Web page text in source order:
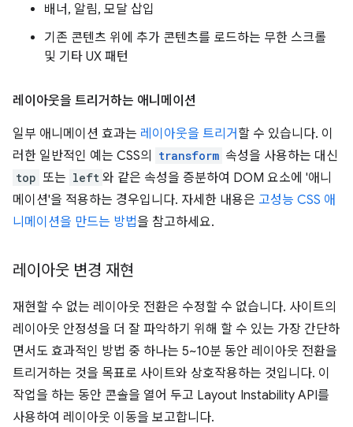
배너, 알림, 모달 삽입
기존 콘텐츠 위에 추가 콘텐츠를 로드하는 무한 스크롤
및 기타 UX 패턴
레이아웃을 트리거하는 애니메이션
일부 애니메이션 효과는 레이아웃을 트리거 할 수 있습니다. 이
러한 일반적인 예는 CSS의
transform 속성을 사용하는 대신
top 또는 left 와 같은 속성을 증분하여 DOM 요소에 '애니
메이션'을 적용하는 경우입니다. 자세한 내용은 고성능 CSS 애
니메이션을 만드는 방법을 참고하세요.
레이아웃 변경 재현
재현할 수 없는 레이아웃 전환은 수정할 수 없습니다. 사이트의
레이아웃 안정성을 더 잘 파악하기 위해 할 수 있는 가장 간단하
면서도 효과적인 방법 중 하나는 5~10분 동안 레이아웃 전환을
트리거하는 것을 목표로 사이트와 상호작용하는 것입니다. 이
작업을 하는 동안 콘솔을 열어 두고 Layout Instability API를
사용하여 레이아웃 이동을 보고합니다.